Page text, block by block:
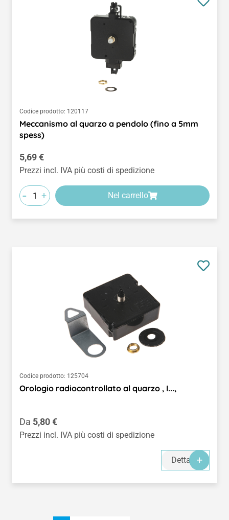
Codice prodotto: 120117
Meccanismo al quarzo a pendolo (fino a 5mm
spess)
Prezzo normale:
5,69 €
Prezzi incl. IVA più costi di spedizione
- + Nel carrello
Codice prodotto: 125704
Orologio radiocontrollato al quarzo , I...,
Prezzo normale:
Da 5,80 €
Prezzi incl. IVA più costi di spedizione
Dettagli